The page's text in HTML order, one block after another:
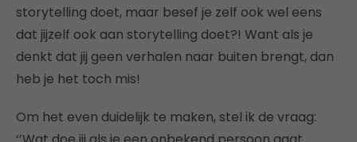
storytelling doet, maar besef je zelf ook wel eens
dat jijzelf ook aan storytelling doet?! Want als je
denkt dat jij geen verhalen naar buiten brengt, dan
heb je het toch mis!
Om het even duidelijk te maken, stel ik de vraag: